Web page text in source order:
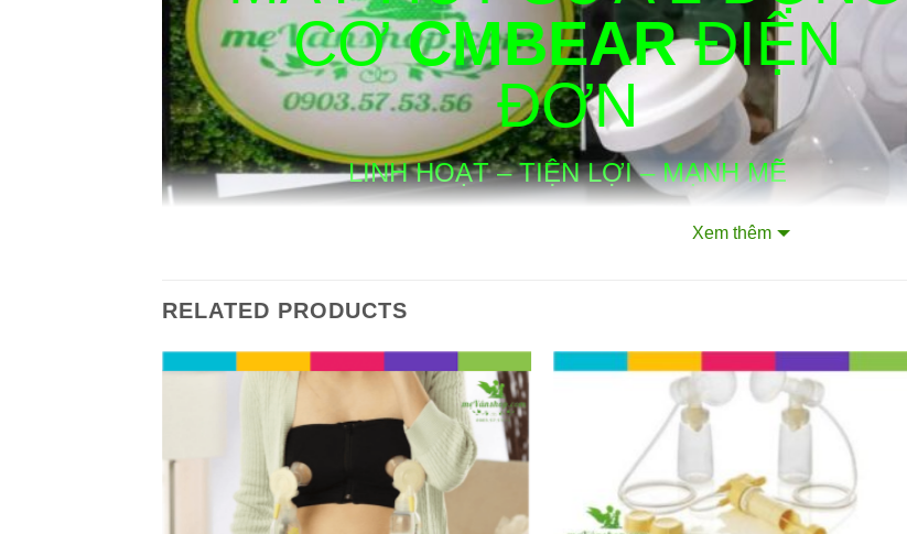
CƠCMBEARĐIỆN
ĐƠN
LINH HOẠT – TIỆN LỢI – MẠNH MẼ
✪ Thông tin đặt mua
Xem thêm
RELATED PRODUCTS